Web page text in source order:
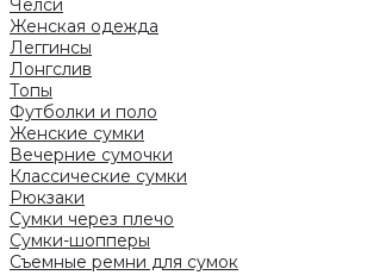
Челси
Женская одежда
Леггинсы
Лонгслив
Топы
Футболки и поло
Женские сумки
Вечерние сумочки
Классические сумки
Рюкзаки
Сумки через плечо
Сумки-шопперы
Съемные ремни для сумок